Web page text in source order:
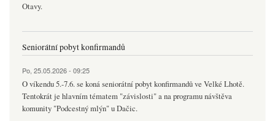
Otavy.
Seniorátní pobyt konfirmandů
Po, 25.05.2026 - 09:25
O víkendu 5.-7.6. se koná seniorátní pobyt konfirmandů ve Velké Lhotě.
Tentokrát je hlavním tématem "závislosti" a na programu návštěva
komunity "Podcestný mlýn" u Dačic.